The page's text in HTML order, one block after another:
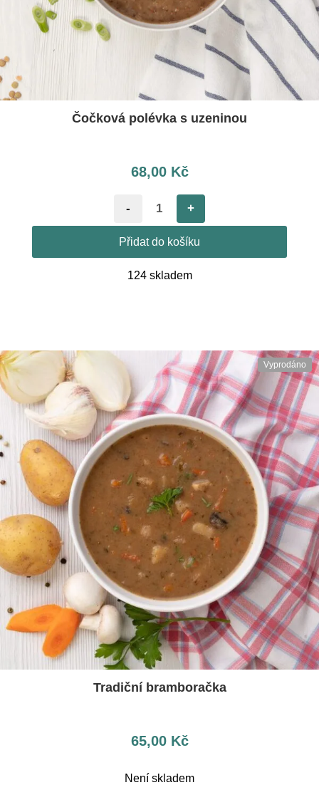
Čočková polévka s uzeninou
68,00 Kč
- +
Přidat do košíku
124 skladem
Vyprodáno
Tradiční bramboračka
65,00 Kč
Není skladem